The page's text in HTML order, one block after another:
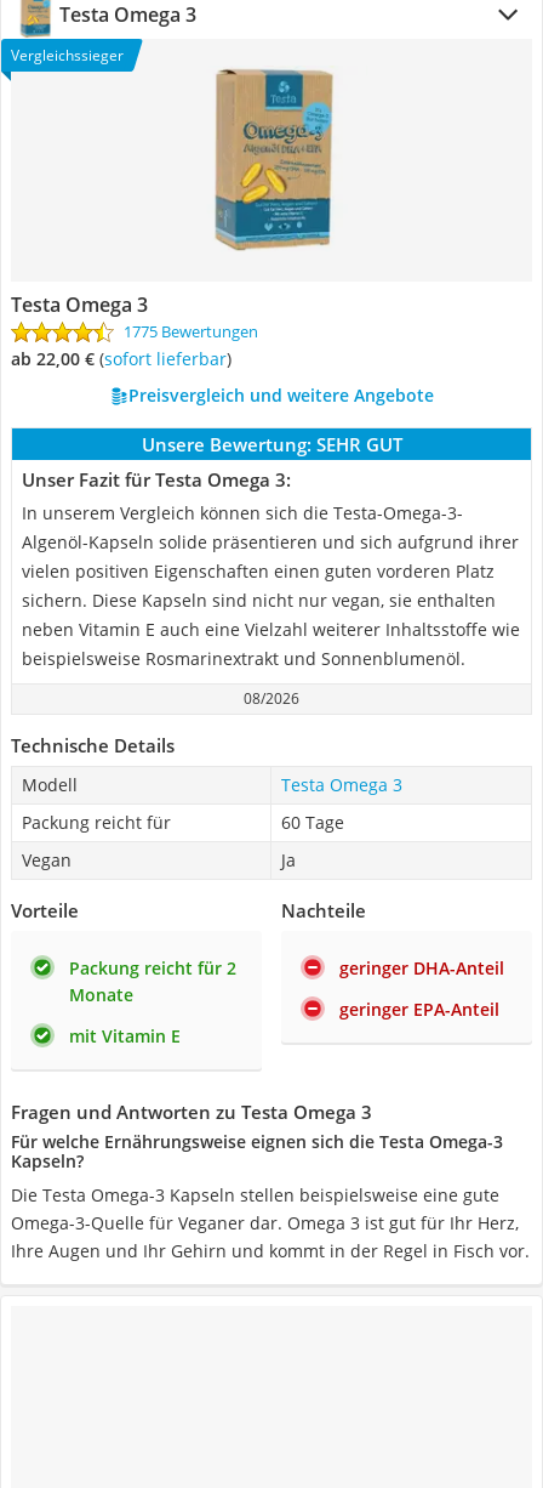
Testa Omega 3
Vergleichssieger
Testa Omega 3
1775 Bewertungen
ab 22,00 € ( Sofort lieferbar)
Preisvergleich und weitere Angebote
Unsere Bewertung: SEHR GUT
Unser Fazit für Testa Omega 3:
In unserem Vergleich können sich die Testa-Omega-3-
Algenöl-Kapseln solide präsentieren und sich aufgrund ihrer
vielen positiven Eigenschaften einen guten vorderen Platz
sichern. Diese Kapseln sind nicht nur vegan, sie enthalten
neben Vitamin E auch eine Vielzahl weiterer Inhaltsstoffe wie
beispielsweise Rosmarinextrakt und Sonnenblumenöl.
08/2026
Technische Details
Modell
Testa Omega 3
Packung reicht für
60 Tage
Vegan
Ja
Vorteile
Packung reicht für 2
Monate
mit Vitamin E
Nachteile
geringer DHA-Anteil
geringer EPA-Anteil
Fragen und Antworten zu Testa Omega 3
Für welche Ernährungsweise eignen sich die Testa Omega-3
Kapseln?
Die Testa Omega-3 Kapseln stellen beispielsweise eine gute
Omega-3-Quelle für Veganer dar. Omega 3 ist gut für Ihr Herz,
Ihre Augen und Ihr Gehirn und kommt in der Regel in Fisch vor.